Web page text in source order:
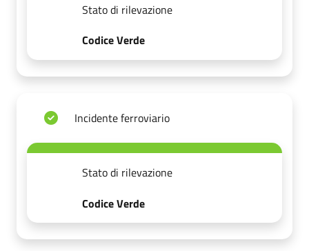
Stato di rilevazione
Codice Verde
Incidente ferroviario
Stato di rilevazione
Codice Verde